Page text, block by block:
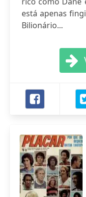
está apenas
Bilionário...